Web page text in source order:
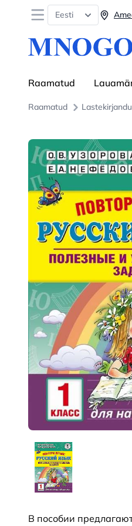
Open menu
Eesti
Raamatud
Raamatud
В пособии